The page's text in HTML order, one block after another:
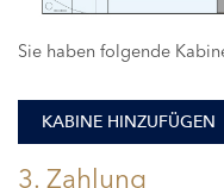
Sie haben folgende
KABINE HINZUFÜGEN
3. Zahlung